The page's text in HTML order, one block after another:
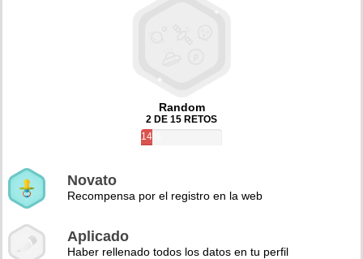
Random
2 DE 15 RETOS
14%
Novato
Recompensa por el registro en la web
Aplicado
Haber rellenado todos los datos en tu perfil